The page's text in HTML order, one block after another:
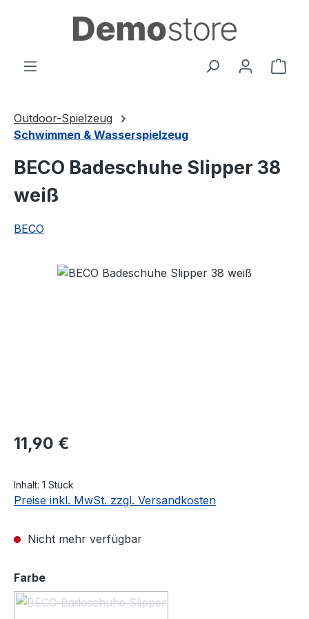
Zum Hauptinhalt springen
Outdoor-Spielzeug
Schwimmen & Wasserspielzeug
BECO Badeschuhe Slipper 38
weiß
BECO
Bildergalerie überspringen
Regulärer Preis:
11,90 €
Inhalt: 1 Stück
Preise inkl. MwSt. zzgl. Versandkosten
Nicht mehr verfügbar
Farbeauswählen